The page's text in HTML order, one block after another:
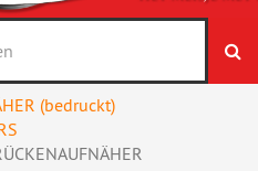
(bedruckt)